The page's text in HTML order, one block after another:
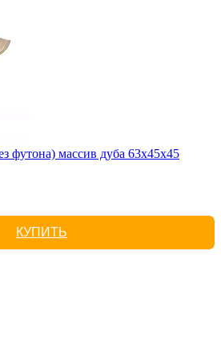
футона) массив дуба 63х45х45
КУПИТЬ